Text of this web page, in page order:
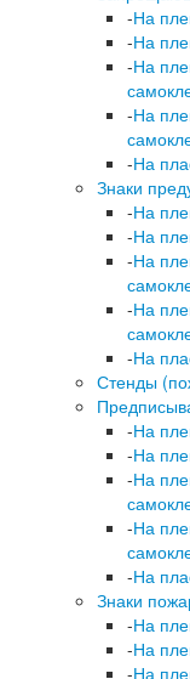
-На
-На
-На
-На
-На
Знаки
-На
-На
-На
-На
-На
Стенды
-На
-На
-На
-На
-На
Знаки
-На
-На
-На